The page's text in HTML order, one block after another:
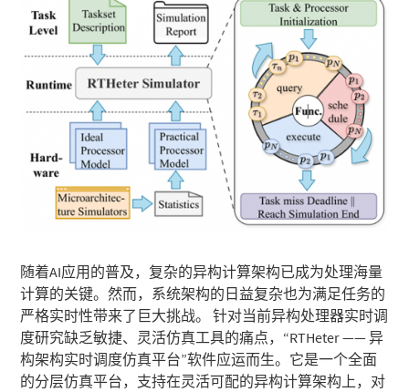
随着AI应用的普及，复杂的异构计算架构已成为处理海量
计算的关键。然而，系统架构的日益复杂也为满足任务的
严格实时性带来了巨大挑战。 针对当前异构处理器实时调
度研究缺乏敏捷、灵活仿真工具的痛点，“RTHeter —— 异
构架构实时调度仿真平台”软件应运而生。它是一个全面
的分层仿真平台，支持在灵活可配的异构计算架构上，对